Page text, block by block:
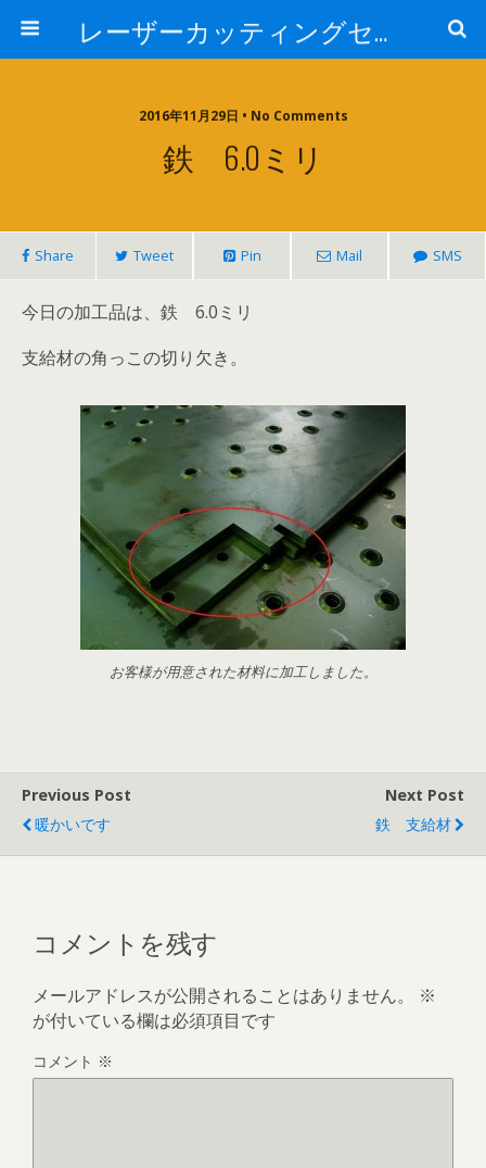
レーザーカッティングセンター 株式会社 中本鉄工所
2016年11月29日 • No Comments
鉄 6.0ミリ
Share Tweet Pin Mail SMS
今日の加工品は、鉄 6.0ミリ
支給材の角っこの切り欠き。
お客様が用意された材料に加工しました。
Previous Post
暖かいです
Next Post
鉄 支給材
コメントを残す
メールアドレスが公開されることはありません。
※
が付いている欄は必須項目です
コメント ※